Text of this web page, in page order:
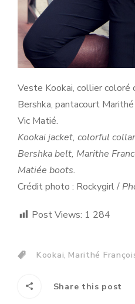
Veste Kookai, collier coloré
Bershka, pantacourt
Vic Matié.
Kookai jacket, colorful
Bershka belt, Marithe
Matiée boots.
Crédit photo : Rockygirl /
Post Views: 1 284
Kookai,Marithé
Share this post